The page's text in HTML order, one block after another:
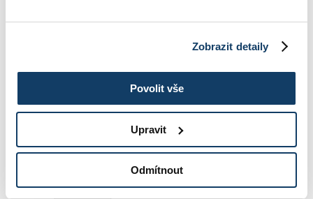
Zobrazit detaily
Povolit vše
Upravit
Odmítnout